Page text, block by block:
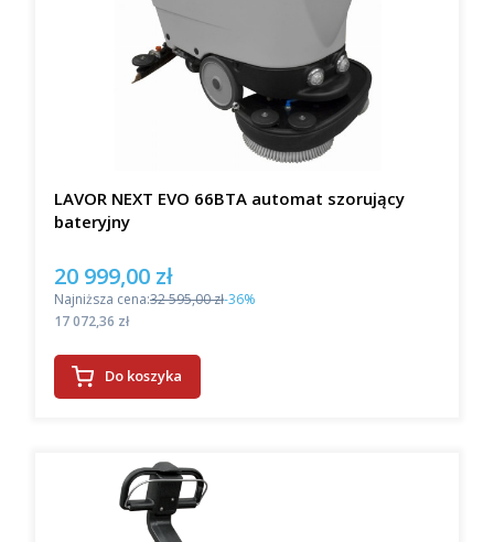
LAVOR NEXT EVO 66BTA automat szorujący
bateryjny
Cena promocyjna
20 999,00 zł
Najniższa cena:32 595,00 zł-36%
Cena
17 072,36 zł
Do koszyka